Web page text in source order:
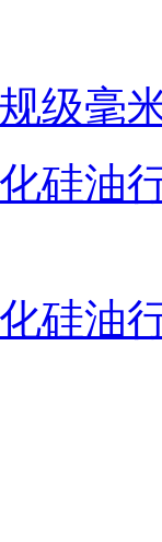
级毫
硅油
硅油